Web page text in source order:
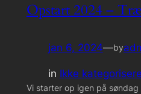
Opstart 2024 –
jan 6, 2024—by
in Ikke
Vi starter op igen på søndag